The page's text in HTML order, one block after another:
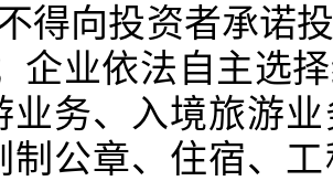
得向投资者承诺
企业依法自主选
业务、入境旅游
制公章、住宿、